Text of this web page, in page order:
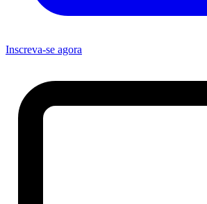
Inscreva-se agora